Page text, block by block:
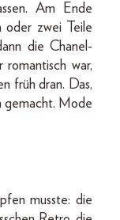
Am Ende
oder zwei Teile
die Chanel-
romantisch war,
früh dran. Das,
gemacht. Mode
musste: die